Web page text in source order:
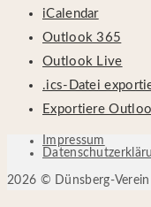
iCalendar
Outlook 365
Outlook Live
.ics-Datei
Exportiere
Impressum
2026 © Dünsberg-